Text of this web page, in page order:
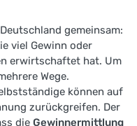
gemeinsam:
viel Gewinn oder
erwirtschaftet hat. Um
Wege.
können auf
zurückgreifen. Der
die Gewinnermittlung